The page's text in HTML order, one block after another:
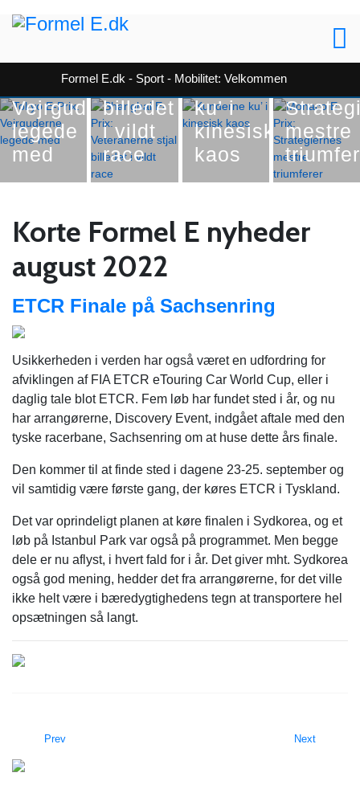
Formel E.dk - Sport - Mobilitet: Velkommen
Formel E
Tokyo
E-Prix:
Vejrguderne
legede
med
Shanghai
E-Prix:
Veteranerne
stjal
billedet
i vildt
race
Kunderne
ku’ i
kinesisk
kaos
Formel E
E Prix:
mestre
Korte Formel E nyheder
august 2022
ETCR Finale på Sachsenring
Usikkerheden i verden har også været en udfordring for
afviklingen af FIA ETCR eTouring Car World Cup, eller i
daglig tale blot ETCR. Fem løb har fundet sted i år, og nu
har arrangørerne, Discovery Event, indgået aftale med den
tyske racerbane, Sachsenring om at huse dette års finale.
Den kommer til at finde sted i dagene 23-25. september og
vil samtidig være første gang, der køres ETCR i Tyskland.
Det var oprindeligt planen at køre finalen i Sydkorea, og et
løb på Istanbul Park var også på programmet. Men begge
dele er nu aflyst, i hvert fald for i år. Det giver mht. Sydkorea
også god mening, hedder det fra arrangørerne, for det ville
ikke helt være i bæredygtighedens tegn at transportere hel
opsætningen så langt.
Prev Next